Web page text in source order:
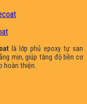
là lớp phủ epoxy tự san
mịn, giúp tăng độ bền cơ
hoàn thiện.